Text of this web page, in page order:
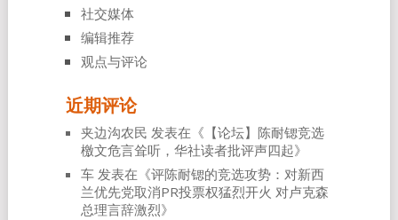
社交媒体
编辑推荐
观点与评论
近期评论
夹边沟农民 发表在《 【论坛】陈耐锶竞选
檄文危言耸听，华社读者批评声四起》
车发表在《评陈耐锶的竞选攻势：对新西
兰优先党取消PR投票权猛烈开火 对卢克森
总理言辞激烈》